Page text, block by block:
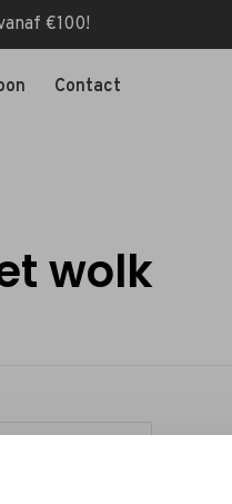
€100!
Contact
wolk